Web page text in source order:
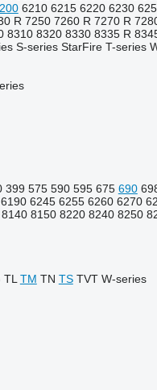
6210 6215 6220 6230
R 7250 7260 R 7270 R
8310 8320 8330 8335 R
S-series StarFire T-series
399 575 590 595 675 690
6190 6245 6255 6260 6270
8140 8150 8220 8240 8250
TL TM TN TS TVT W-series